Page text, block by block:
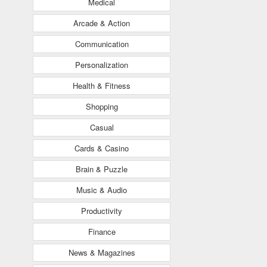
Arcade & Action
Communication
Personalization
Health & Fitness
Shopping
Casual
Cards & Casino
Brain & Puzzle
Music & Audio
Productivity
Finance
News & Magazines